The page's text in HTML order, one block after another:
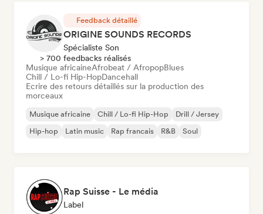
Feedback détaillé
ORIGINE SOUNDS RECORDS
Spécialiste Son
> 700 feedbacks réalisés
Musique africaineAfrobeat / AfropopBlues
Chill / Lo-fi Hip-HopDancehall
Ecrire des retours détaillés sur la production des
morceaux
Musique africaine Chill / Lo-fi Hip-Hop
Drill / Jersey
Hip-hop
Latin music Rap francais R&B Soul
Rap Suisse - Le média
Label